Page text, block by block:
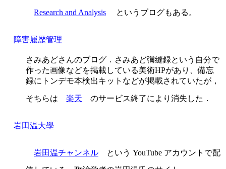
Research and Analysis というブログもある。
障害履歴管理
さみあどさんのブログ．さみあど彌縫録という自分で
作った画像などを掲載している美術HPがあり、備忘
録にトンデモ本検出キットなどが掲載されていたが，
そちらは 楽天 のサービス終了により消失した．
岩田温大學
岩田温チャンネル
という YouTube アカウントで配